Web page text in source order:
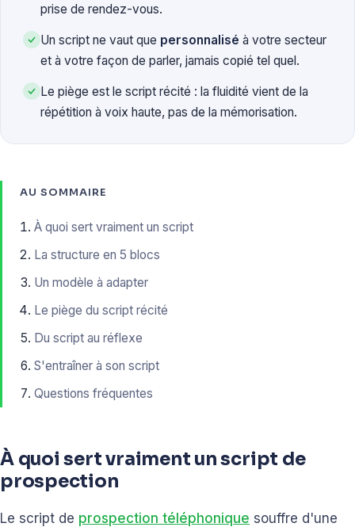
prise de rendez-vous.
Un script ne vaut que personnalisé à votre secteur
et à votre façon de parler, jamais copié tel quel.
Le piège est le script récité : la fluidité vient de la
répétition à voix haute, pas de la mémorisation.
AU SOMMAIRE
À quoi sert vraiment un script
La structure en 5 blocs
Un modèle à adapter
Le piège du script récité
Du script au réflexe
S'entraîner à son script
Questions fréquentes
À quoi sert vraiment un script de
prospection
Le script de prospection téléphonique souffre d'une